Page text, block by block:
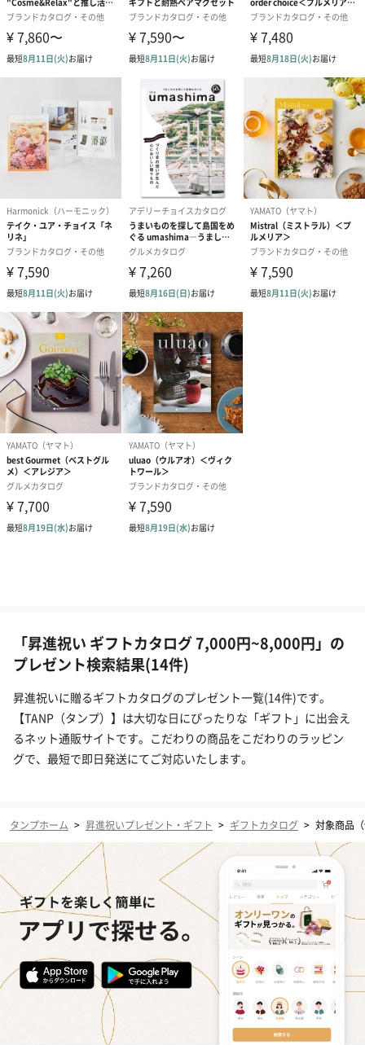
「昇進祝い ギフトカタログ 7,000円~8,000円」の
プレゼント検索結果(14件)
昇進祝いに贈るギフトカタログのプレゼント一覧(14件)です。
【TANP（タンプ）】は大切な日にぴったりな「ギフト」に出会え
るネット通販サイトです。こだわりの商品をこだわりのラッピン
グで、最短で即日発送にてご対応いたします。
タンプホーム > 昇進祝いプレゼント・ギフト > ギフトカタログ > 対象商品